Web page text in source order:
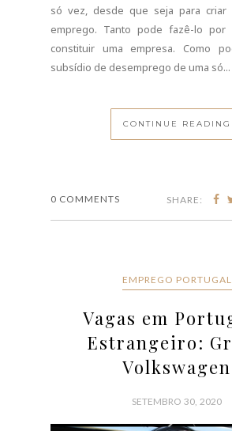
só vez, desde que seja para
emprego. Tanto pode fazê-lo por
constituir uma empresa. Como
subsídio de desemprego de uma só...
CONTINUE READING
0 COMMENTS SHARE:
EMPREGO PORTUGAL
Vagas em
Estrangeiro:
Volkswagen
SETEMBRO 30, 2020